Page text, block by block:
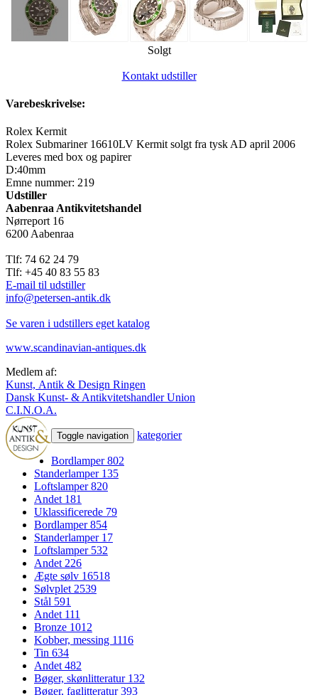
Solgt
Kontakt udstiller
Varebeskrivelse:
Rolex Kermit
Rolex Submariner 16610LV Kermit solgt fra tysk AD april 2006
Leveres med box og papirer
D:40mm
Emne nummer: 219
Udstiller
Aabenraa Antikvitetshandel
Nørreport 16
6200 Aabenraa
Tlf: 74 62 24 79
Tlf: +45 40 83 55 83
E-mail til udstiller
info@petersen-antik.dk
Se varen i udstillers eget katalog
www.scandinavian-antiques.dk
Medlem af:
Kunst, Antik & Design Ringen
Dansk Kunst- & Antikvitetshandler Union
C.I.N.O.A.
Toggle navigation kategorier
Bordlamper802
Standerlamper 135
Loftslamper820
Andet 181
Uklassificerede 79
Bordlamper854
Standerlamper 17
Loftslamper 532
Andet 226
Ægte sølv 16518
Sølvplet 2539
Stål 591
Andet 111
Bronze 1012
Kobber, messing 1116
Tin 634
Andet 482
Bøger, skønlitteratur 132
Bøger, faglitteratur393